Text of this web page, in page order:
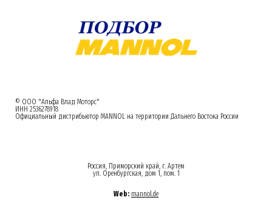
© ООО "Альфа Влад Моторс"
ИНН 2536278918
Официальный дистрибьютор MANNOL на территории Дальнего Востока России
Россия, Приморский край, г. Артем
ул. Оренбургская, дом 1, пом. 1
Web: mannol.de